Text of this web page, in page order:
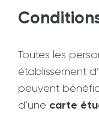
Toutes les
établissement
peuvent
d’une carte